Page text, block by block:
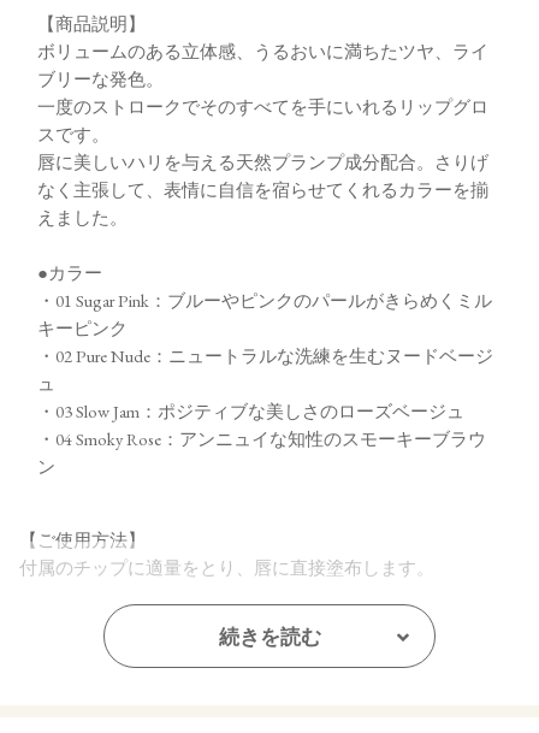
【商品説明】
ボリュームのある立体感、うるおいに満ちたツヤ、ライ
ブリーな発色。
一度のストロークでそのすべてを手にいれるリップグロ
スです。
唇に美しいハリを与える天然プランプ成分配合。さりげ
なく主張して、表情に自信を宿らせてくれるカラーを揃
えました。
●カラー
・01 Sugar Pink：ブルーやピンクのパールがきらめくミル
キーピンク
・02 Pure Nude：ニュートラルな洗練を生むヌードベージ
ュ
・03 Slow Jam：ポジティブな美しさのローズベージュ
・04 Smoky Rose：アンニュイな知性のスモーキーブラウ
ン
【ご使用方法】
付属のチップに適量をとり、唇に直接塗布します。
【内容量】
続きを読む